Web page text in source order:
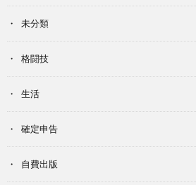
未分類
格闘技
生活
確定申告
自費出版